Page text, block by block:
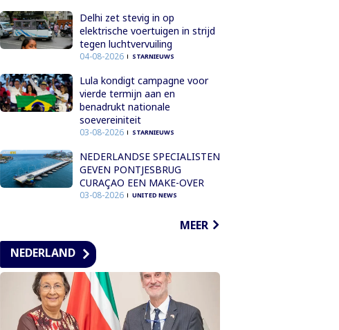
Delhi zet stevig in op
elektrische voertuigen in strijd
tegen luchtvervuiling
04-08-2026 STARNIEUWS
Lula kondigt campagne voor
vierde termijn aan en
benadrukt nationale
soevereiniteit
03-08-2026 STARNIEUWS
NEDERLANDSE SPECIALISTEN
GEVEN PONTJESBRUG
CURAÇAO EEN MAKE-OVER
03-08-2026 UNITED NEWS
MEER
NEDERLAND